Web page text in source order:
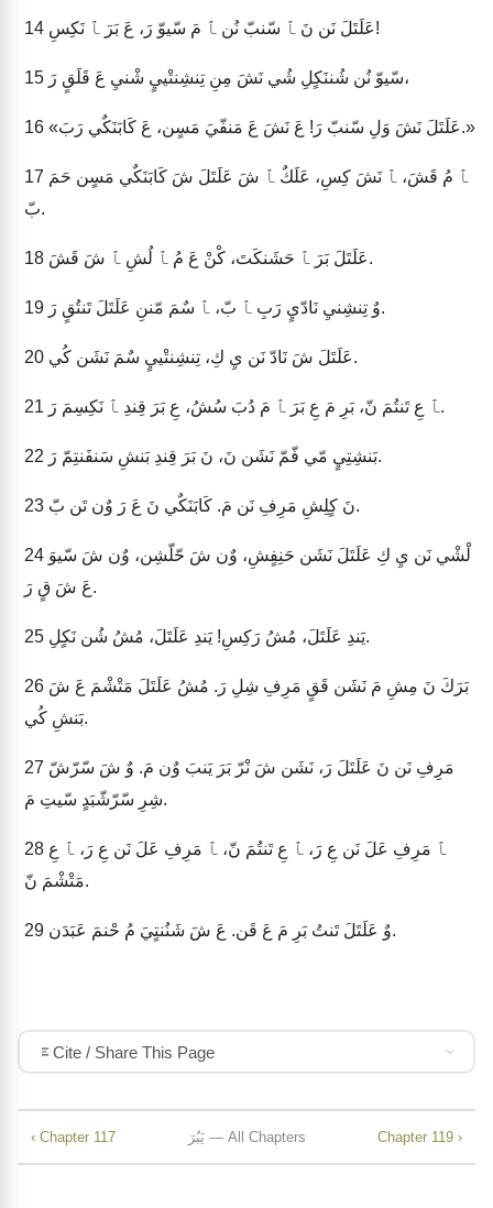
14 عَلَتَلَ نَن نَ ﭑ سّنبّ نُن ﭑ مَ سّيوّ رَ، عَ بَرَ ﭑ نَكِسِ!
15 سّيوّ نُن شُننَكٍلِ شُي نَشَ مِنِ تِنشِنتْييٍ شْنيِ عَ قَلَقٍ رَ،
16 «عَلَتَلَ نَشَ وَلِ سّنبّ رَ! عَ نَشَ عَ مَنفّيَ مَسٍن، عَ كَابَنَكٌي رَبَ.»
17
بّ.
18 عَلَتَلَ بَرَ ﭑ حَشَنكَتَ، كْنْ عَ مُ ﭑ لُشِ ﭑ شَ قَشَ.
19 وٌ تِنشِنيِ نَادّيٍ رَبِ ﭑ بّ، ﭑ سٌمَ مّننِ عَلَتَلَ تَنتُقٍ رَ.
20 عَلَتَلَ شَ نَادّ نَن يِ كِ، تِنشِنتْييٍ سٌمَ نَشَن كُي.
21 ﭑ عِ تَنتُمَ نّ، بَرِ مَ عِ بَرَ ﭑ مَ دُبَ سُشُ، عِ بَرَ قِندِ ﭑ نَكِسِمَ رَ.
22 بَنشِتِيٍ مّي فّمّ نَشَن نَ، نَ بَرَ قِندِ بَنشِ سَنفَنتِمّ رَ.
23 نَ كٍلِشِ مَرِفِ نَن مَ. كَابَنَكٌي نَ عَ رَ وٌن تَن بّ.
24
عَ شَ قٍ رَ.
25 يَندِ عَلَتَلَ، مُشُ رَكِسِ! يَندِ عَلَتَلَ، مُشُ شُن نَكٍلِ.
26
بَنشِ كُي.
27
شِرِ سّرّشّبَدٍ سّيتِ مَ.
28
مَتْشْمَ نّ.
29 وٌ عَلَتَلَ تَنتُ بَرِ مَ عَ قَن. عَ شَ شَنُنتٍيَ مُ حْنمَ عَبَدَن.
Cite / Share This Page
‹ Chapter 117 يَبُرَ — All Chapters Chapter 119 ›